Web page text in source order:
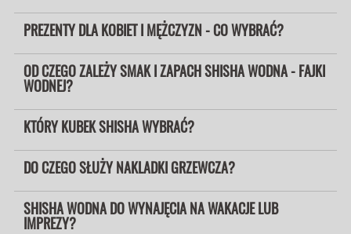
PREZENTY DLA KOBIET I MĘŻCZYZN - CO WYBRAĆ?
OD CZEGO ZALEŻY SMAK I ZAPACH SHISHA WODNA - FAJKI
WODNEJ?
KTÓRY KUBEK SHISHA WYBRAĆ?
DO CZEGO SŁUŻY NAKLADKI GRZEWCZA?
SHISHA WODNA DO WYNAJĘCIA NA WAKACJE LUB
IMPREZY?